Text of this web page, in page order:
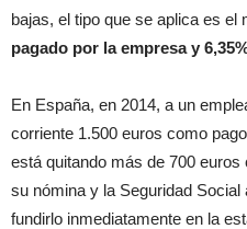
bajas, el tipo que se aplica es el
pagado por la empresa y
En España, en 2014, a un
corriente 1.500 euros como
está quitando más de 700
su nómina y la Seguridad
fundirlo inmediatamente en la